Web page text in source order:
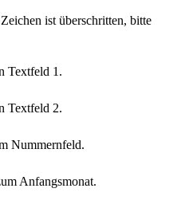
ist überschritten, bitte
Textfeld 1.
Textfeld 2.
Nummernfeld.
Anfangsmonat.